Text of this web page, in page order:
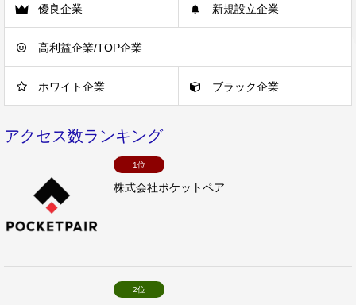
優良企業 新規設立企業
高利益企業/TOP企業
ホワイト企業 ブラック企業
アクセス数ランキング
1位
株式会社ポケットペア
2位